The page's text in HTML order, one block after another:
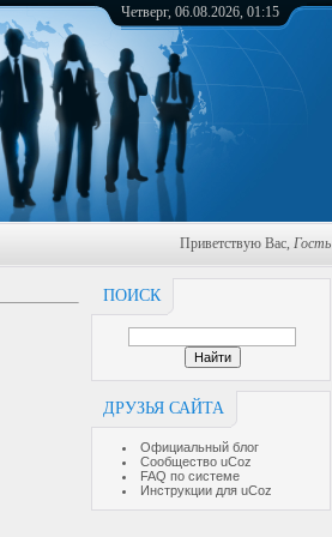
Четверг, 06.08.2026, 01:15
Приветствую Вас, Гость
ПОИСК
ДРУЗЬЯ САЙТА
Официальный блог
Сообщество uCoz
FAQ по системе
Инструкции для uCoz